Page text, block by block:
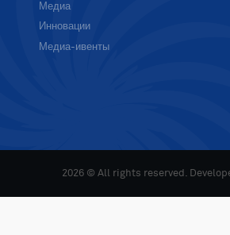
Медиа
Инновации
Медиа-ивенты
2026 © All rights reserved.